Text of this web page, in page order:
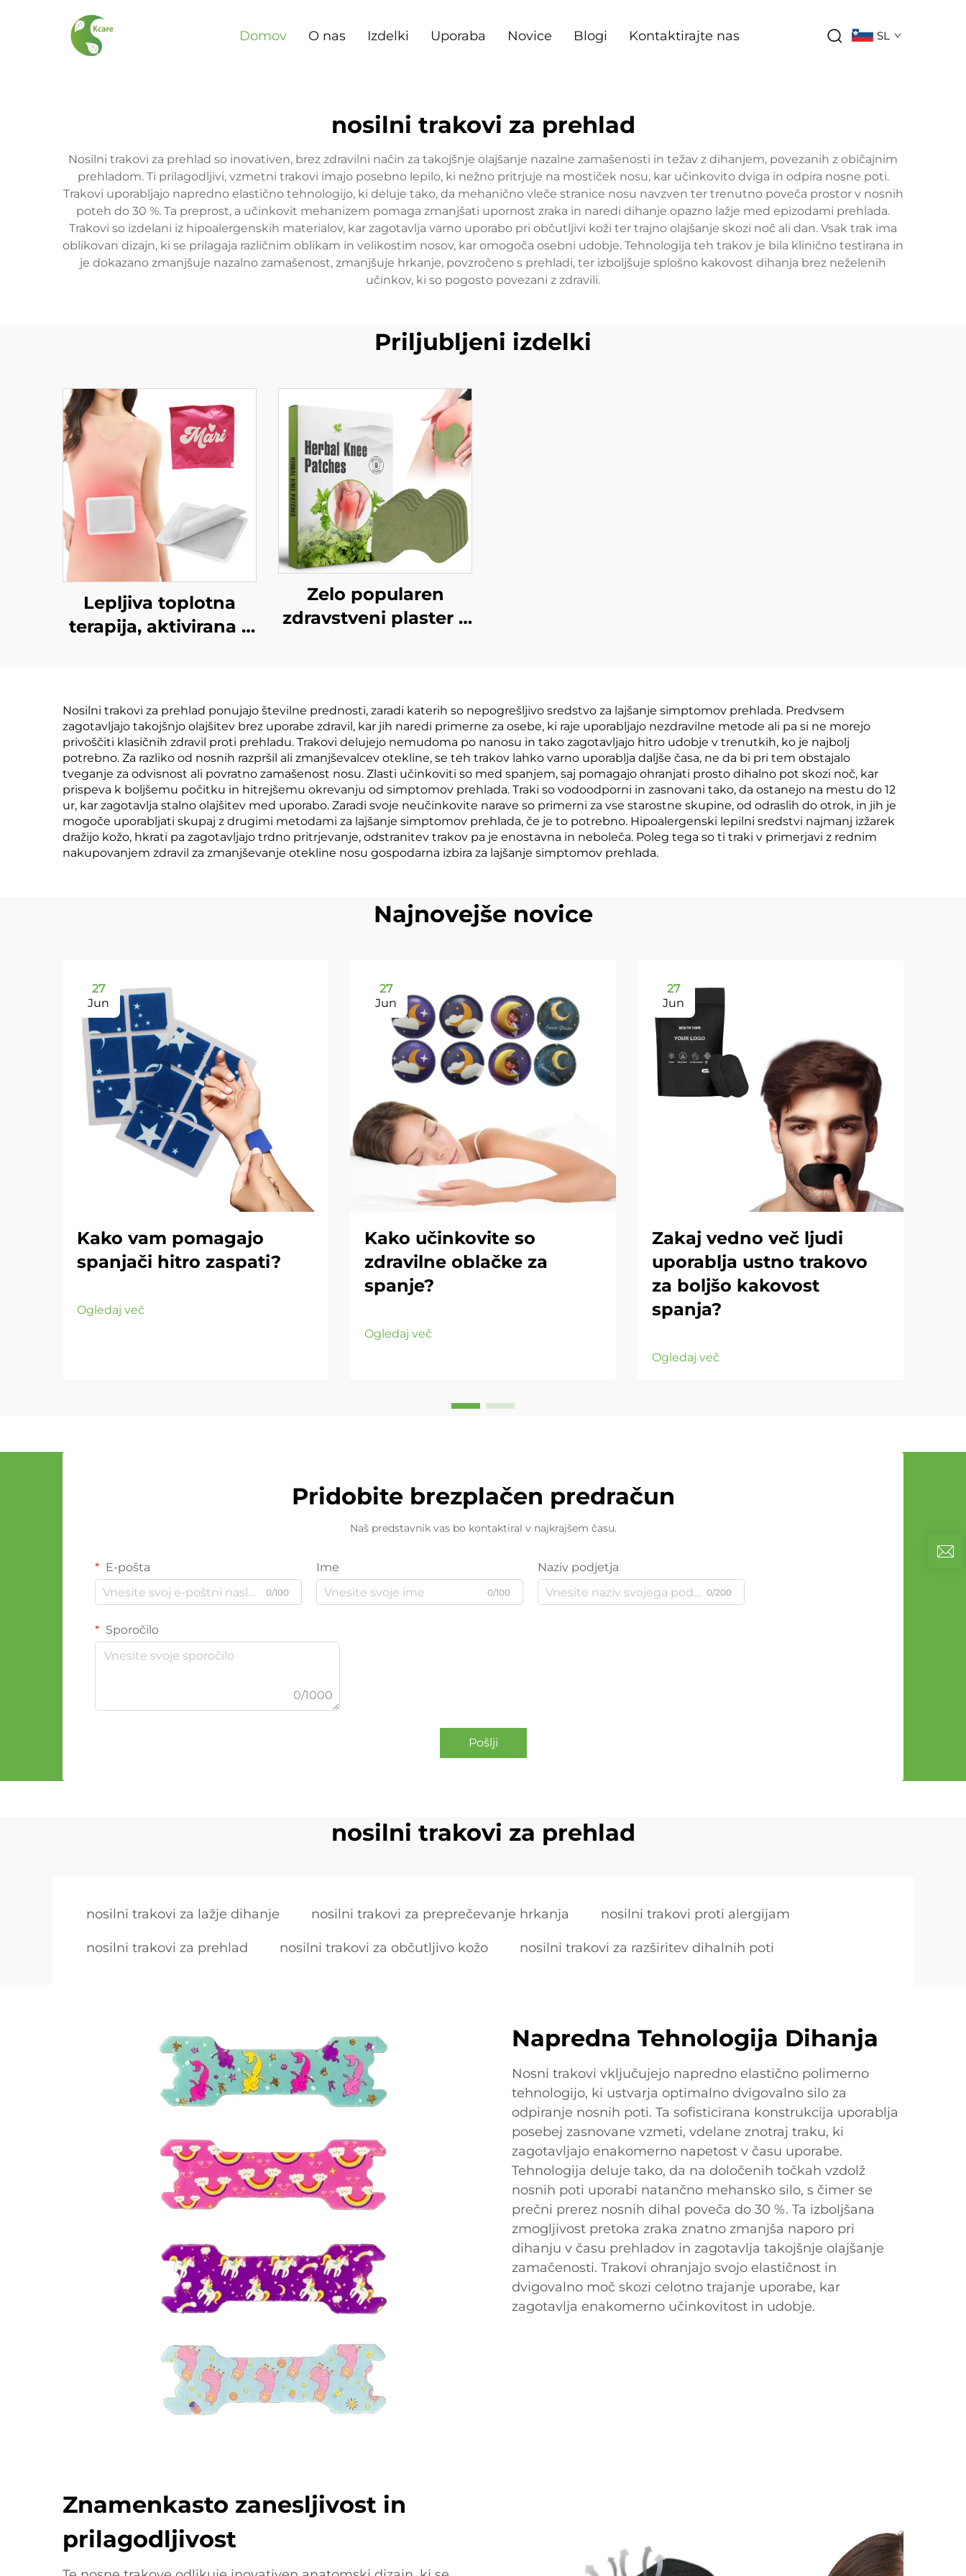
Domov O nas Izdelki Uporaba Novice Blogi Kontaktirajte nas SL
nosilni trakovi za prehlad
Nosilni trakovi za prehlad so inovativen, brez zdravilni način za takojšnje olajšanje nazalne zamašenosti in težav z dihanjem, povezanih z običajnim
prehladom. Ti prilagodljivi, vzmetni trakovi imajo posebno lepilo, ki nežno pritrjuje na mostiček nosu, kar učinkovito dviga in odpira nosne poti.
Trakovi uporabljajo napredno elastično tehnologijo, ki deluje tako, da mehanično vleče stranice nosu navzven ter trenutno poveča prostor v nosnih
poteh do 30 %. Ta preprost, a učinkovit mehanizem pomaga zmanjšati upornost zraka in naredi dihanje opazno lažje med epizodami prehlada.
Trakovi so izdelani iz hipoalergenskih materialov, kar zagotavlja varno uporabo pri občutljivi koži ter trajno olajšanje skozi noč ali dan. Vsak trak ima
oblikovan dizajn, ki se prilagaja različnim oblikam in velikostim nosov, kar omogoča osebni udobje. Tehnologija teh trakov je bila klinično testirana in
je dokazano zmanjšuje nazalno zamašenost, zmanjšuje hrkanje, povzročeno s prehladi, ter izboljšuje splošno kakovost dihanja brez neželenih
učinkov, ki so pogosto povezani z zdravili.
Priljubljeni izdelki
Lepljiva toplotna
terapija, aktivirana z
prehodnih pojavih
Zelo popularen
zdravstveni plaster z
bolečine in
neprijetnosti v
kolenu
Nosilni trakovi za prehlad ponujajo številne prednosti, zaradi katerih so nepogrešljivo sredstvo za lajšanje simptomov prehlada. Predvsem
zagotavljajo takojšnjo olajšitev brez uporabe zdravil, kar jih naredi primerne za osebe, ki raje uporabljajo nezdravilne metode ali pa si ne morejo
privoščiti klasičnih zdravil proti prehladu. Trakovi delujejo nemudoma po nanosu in tako zagotavljajo hitro udobje v trenutkih, ko je najbolj
potrebno. Za razliko od nosnih razpršil ali zmanjševalcev otekline, se teh trakov lahko varno uporablja daljše časa, ne da bi pri tem obstajalo
tveganje za odvisnost ali povratno zamašenost nosu. Zlasti učinkoviti so med spanjem, saj pomagajo ohranjati prosto dihalno pot skozi noč, kar
prispeva k boljšemu počitku in hitrejšemu okrevanju od simptomov prehlada. Traki so vodoodporni in zasnovani tako, da ostanejo na mestu do 12
ur, kar zagotavlja stalno olajšitev med uporabo. Zaradi svoje neučinkovite narave so primerni za vse starostne skupine, od odraslih do otrok, in jih je
mogoče uporabljati skupaj z drugimi metodami za lajšanje simptomov prehlada, če je to potrebno. Hipoalergenski lepilni sredstvi najmanj izžarek
dražijo kožo, hkrati pa zagotavljajo trdno pritrjevanje, odstranitev trakov pa je enostavna in neboleča. Poleg tega so ti traki v primerjavi z rednim
nakupovanjem zdravil za zmanjševanje otekline nosu gospodarna izbira za lajšanje simptomov prehlada.
Najnovejše novice
27
Jun
Kako vam pomagajo
spanjači hitro zaspati?
Ogledaj več
27
Jun
Kako učinkovite so
zdravilne oblačke za
spanje?
Ogledaj več
27
Jun
Zakaj vedno več ljudi
uporablja ustno trakovo
za boljšo kakovost
spanja?
Ogledaj več
Pridobite brezplačen predračun
Naš predstavnik vas bo kontaktiral v najkrajšem času.
E-pošta
0/100
Ime
0/100
Naziv podjetja
0/200
Sporočilo
0/1000
Pošlji
nosilni trakovi za prehlad
nosilni trakovi za lažje dihanje nosilni trakovi za preprečevanje hrkanja nosilni trakovi proti alergijam
nosilni trakovi za prehlad nosilni trakovi za občutljivo kožo nosilni trakovi za razširitev dihalnih poti
Napredna Tehnologija Dihanja
Nosni trakovi vključujejo napredno elastično polimerno
tehnologijo, ki ustvarja optimalno dvigovalno silo za
odpiranje nosnih poti. Ta sofisticirana konstrukcija uporablja
posebej zasnovane vzmeti, vdelane znotraj traku, ki
zagotavljajo enakomerno napetost v času uporabe.
Tehnologija deluje tako, da na določenih točkah vzdolž
nosnih poti uporabi natančno mehansko silo, s čimer se
prečni prerez nosnih dihal poveča do 30 %. Ta izboljšana
zmogljivost pretoka zraka znatno zmanjša naporo pri
dihanju v času prehladov in zagotavlja takojšnje olajšanje
zamačenosti. Trakovi ohranjajo svojo elastičnost in
dvigovalno moč skozi celotno trajanje uporabe, kar
zagotavlja enakomerno učinkovitost in udobje.
Znamenkasto zanesljivost in
prilagodljivost